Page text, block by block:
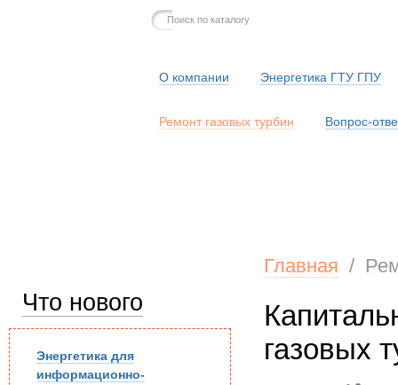
О компании Энергетика ГТУ ГПУ
Ремонт газовых турбин Вопрос-
Что нового
Энергетика для
информационно-
Главная /
газовых